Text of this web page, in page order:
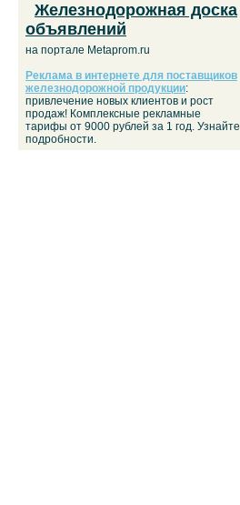
Железнодорожная доска
объявлений
на портале Metaprom.ru
Реклама в интернете для поставщиков
железнодорожной продукции:
привлечение новых клиентов и рост
продаж! Комплексные рекламные
тарифы от 9000 рублей за 1 год. Узнайте
подробности.